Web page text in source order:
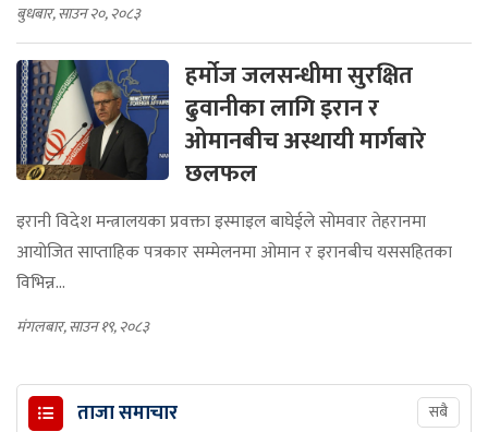
बुधबार, साउन २०, २०८३
हर्मोज जलसन्धीमा सुरक्षित
ढुवानीका लागि इरान र
ओमानबीच अस्थायी मार्गबारे
छलफल
इरानी विदेश मन्त्रालयका प्रवक्ता इस्माइल बाघेईले सोमवार तेहरानमा
आयोजित साप्ताहिक पत्रकार सम्मेलनमा ओमान र इरानबीच यससहितका
विभिन्न...
मंगलबार, साउन १९, २०८३
ताजा समाचार सबै